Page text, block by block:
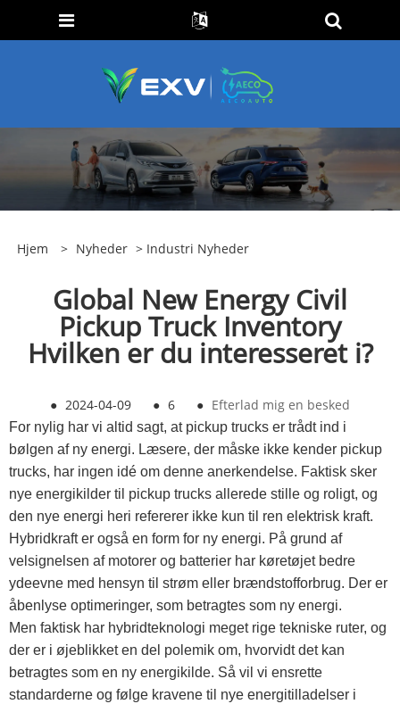
Hjem > Nyheder > Industri Nyheder
Global New Energy Civil
Pickup Truck Inventory
Hvilken er du interesseret i?
● 2024-04-09 ● 6 ● Efterlad mig en besked
For nylig har vi altid sagt, at pickup trucks er trådt ind i
bølgen af ​​ny energi. Læsere, der måske ikke kender pickup
trucks, har ingen idé om denne anerkendelse. Faktisk sker
nye energikilder til pickup trucks allerede stille og roligt, og
den nye energi heri refererer ikke kun til ren elektrisk kraft.
Hybridkraft er også en form for ny energi. På grund af
velsignelsen af ​​motorer og batterier har køretøjet bedre
ydeevne med hensyn til strøm eller brændstofforbrug. Der er
åbenlyse optimeringer, som betragtes som ny energi.
Men faktisk har hybridteknologi meget rige tekniske ruter, og
der er i øjeblikket en del polemik om, hvorvidt det kan
betragtes som en ny energikilde. Så vil vi ensrette
standarderne og følge kravene til nye energitilladelser i